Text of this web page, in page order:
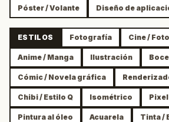
Póster / Volante Diseño de
ESTILOS Fotografía Cine /
Anime / Manga Ilustración
Cómic / Novela gráfica
Chibi / Estilo Q Isométrico
Pintura al óleo Acuarela Tinta /